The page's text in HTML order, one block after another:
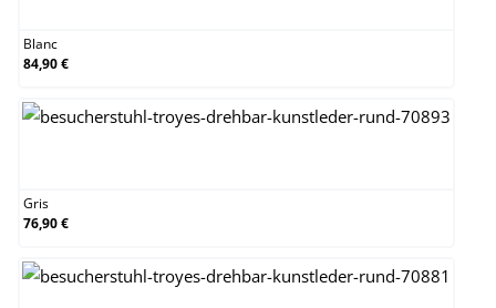
Blanc
84,90 €
Gris
76,90 €